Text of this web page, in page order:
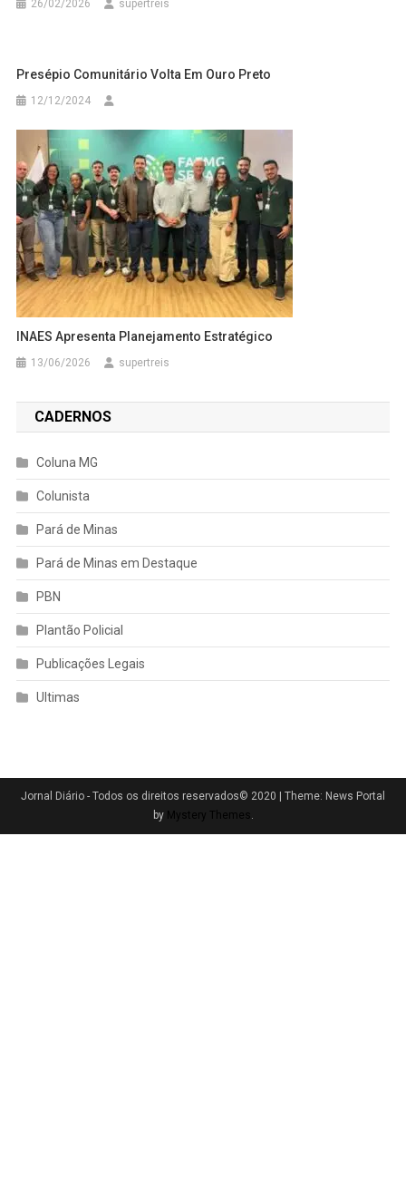
26/02/2026 supertreis
Presépio Comunitário Volta Em Ouro Preto
12/12/2024
INAES Apresenta Planejamento Estratégico
13/06/2026 supertreis
CADERNOS
Coluna MG
Colunista
Pará de Minas
Pará de Minas em Destaque
PBN
Plantão Policial
Publicações Legais
Ultimas
Jornal Diário - Todos os direitos reservados© 2020
Theme: News Portal
by Mystery Themes .